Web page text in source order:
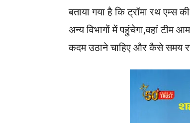
बताया गया है कि ट्रॉमा रथ एम्स
अन्य विभागों में पहुंचेगा,वहां टीम
कदम उठाने चाहिए और कैसे समय